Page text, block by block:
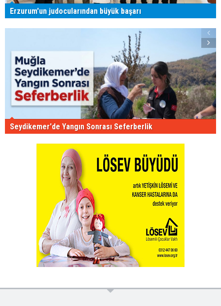
Erzurum'un judocularından büyük başarı
Seydikemer'de Yangın Sonrası Seferberlik